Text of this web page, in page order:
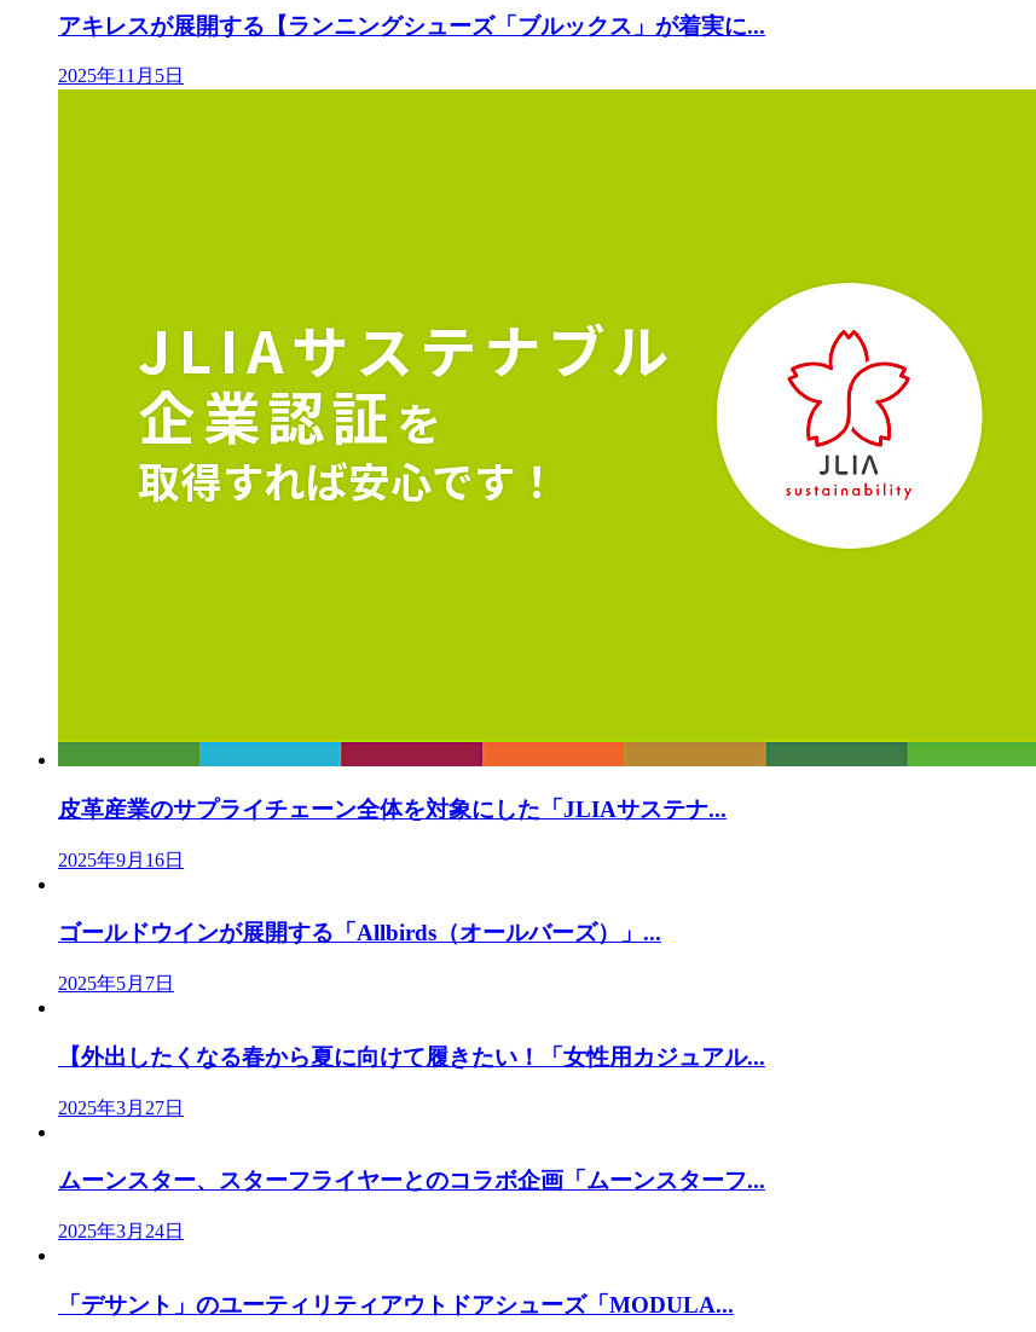
アキレスが展開する【ランニングシューズ「ブルックス」が着実に...
2025年11月5日
皮革産業のサプライチェーン全体を対象にした「JLIAサステナ...
2025年9月16日
ゴールドウインが展開する「Allbirds（オールバーズ）」...
2025年5月7日
【外出したくなる春から夏に向けて履きたい！「女性用カジュアル...
2025年3月27日
ムーンスター、スターフライヤーとのコラボ企画「ムーンスターフ...
2025年3月24日
「デサント」のユーティリティアウトドアシューズ「MODULA...